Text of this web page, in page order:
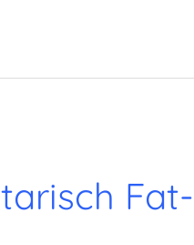
Fat-